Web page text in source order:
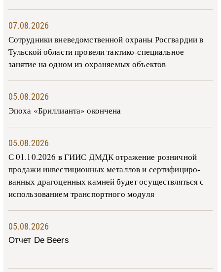
07.08.2026
Сотрудники вневедомственной охраны Росгвардии в
Тульской области провели тактико-специальное
занятие на одном из охраняемых объектов
05.08.2026
Эпоха «Бриллианта» окончена
05.08.2026
С 01.10.2026 в ГИИС ДМДК от­ра­же­ние роз­ни­ч­ной
про­да­жи ин­ве­сти­ци­он­ных ме­тал­лов и сер­ти­фи­ци­ро­
ван­ных дра­го­цен­ных ка­м­ней бу­дет осу­ще­ств­лять­ся с
ис­поль­зо­ва­ни­ем тран­с­пор­т­но­го мо­ду­ля
05.08.2026
Отчет De Beers